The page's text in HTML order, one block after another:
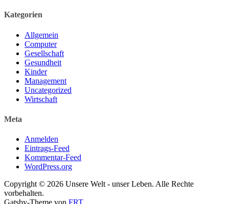
Kategorien
Allgemein
Computer
Gesellschaft
Gesundheit
Kinder
Management
Uncategorized
Wirtschaft
Meta
Anmelden
Eintrags-Feed
Kommentar-Feed
WordPress.org
Copyright © 2026 Unsere Welt - unser Leben. Alle Rechte
vorbehalten.